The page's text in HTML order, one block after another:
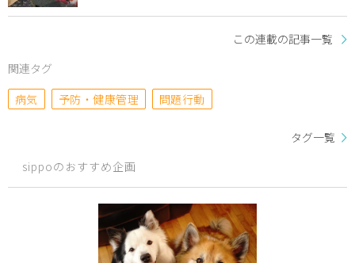
この連載の記事一覧
関連タグ
病気
予防・健康管理 問題行動
タグ一覧
sippoのおすすめ企画